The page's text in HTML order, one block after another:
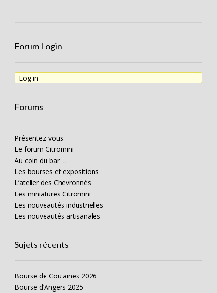
Forum Login
Log in
Forums
Présentez-vous
Le forum Citromini
Au coin du bar …
Les bourses et expositions
L’atelier des Chevronnés
Les miniatures Citromini
Les nouveautés industrielles
Les nouveautés artisanales
Sujets récents
Bourse de Coulaines 2026
Bourse d’Angers 2025